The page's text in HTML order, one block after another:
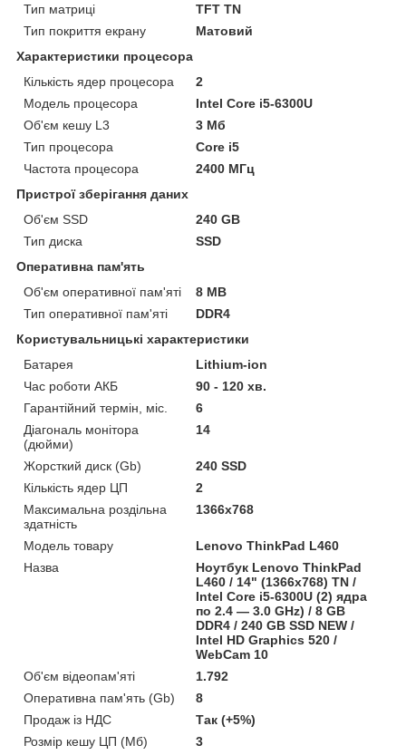
Тип матриці
TFT TN
Тип покриття екрану
Матовий
Характеристики процесора
Кількість ядер процесора
2
Модель процесора
Intel Core i5-6300U
Об'єм кешу L3
3 Мб
Тип процесора
Core i5
Частота процесора
2400 МГц
Пристрої зберігання даних
Об'єм SSD
240 GB
Тип диска
SSD
Оперативна пам'ять
Об'єм оперативної пам'яті
8 MB
Тип оперативної пам'яті
DDR4
Користувальницькі характеристики
Батарея
Lithium-ion
Час роботи АКБ
90 - 120 хв.
Гарантійний термін, міс.
6
Діагональ монітора
(дюйми)
14
Жорсткий диск (Gb)
240 SSD
Кількість ядер ЦП
2
Максимальна роздільна
здатність
1366x768
Модель товару
Lenovo ThinkPad L460
Назва
Ноутбук Lenovo ThinkPad
L460 / 14" (1366x768) TN /
Intel Core i5-6300U (2) ядра
по 2.4 — 3.0 GHz) / 8 GB
DDR4 / 240 GB SSD NEW /
Intel HD Graphics 520 /
WebCam 10
Об'єм відеопам'яті
1.792
Оперативна пам'ять (Gb)
8
Продаж із НДС
Так (+5%)
Розмір кешу ЦП (Мб)
3